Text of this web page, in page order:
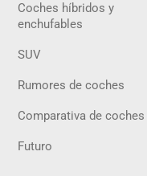
Coches híbridos y
enchufables
SUV
Rumores de coches
Comparativa de coches
Futuro